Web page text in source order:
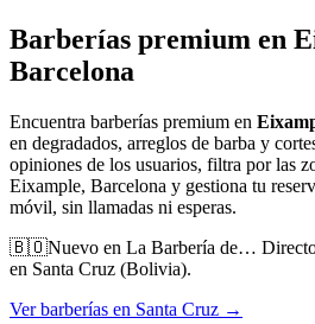
Barberías premium en
Barcelona
Encuentra barberías premium en
en degradados, arreglos de barba y
opiniones de los usuarios, filtra por las
Eixample, Barcelona y gestiona tu
móvil, sin llamadas ni esperas.
🇧🇴Nuevo en La Barbería de…
en Santa Cruz (Bolivia).
Ver barberías en Santa Cruz →